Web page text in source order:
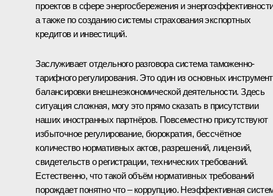
проектов в сфере энергосбережения и
а также по созданию системы страхования экспортных
кредитов и инвестиций.
Заслуживает отдельного разговора система таможенно-
тарифного регулирования. Это один из основных
балансировки внешнеэкономической деятельности. Здесь
ситуация сложная, могу это прямо сказать в присутствии
наших иностранных партнёров. Повсеместно присутствуют
избыточное регулирование, бюрократия, бессчётное
количество нормативных актов, разрешений, лицензий,
свидетельств о регистрации, технических требований.
Естественно, что такой объём нормативных требований
порождает понятно что – коррупцию. Неэффективная